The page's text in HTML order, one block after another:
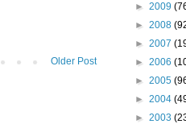
Older Post
► 2009
► 2008
► 2007
► 2006
► 2005
► 2004
► 2003